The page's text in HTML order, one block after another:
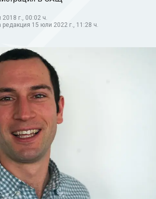
2018 г., 00:02 ч.
редакция 15 юли 2022 г., 11:28 ч.